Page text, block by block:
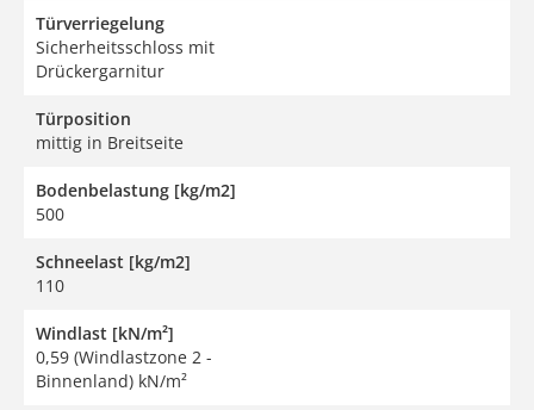
Türverriegelung
Sicherheitsschloss mit
Drückergarnitur
Türposition
mittig in Breitseite
Bodenbelastung [kg/m2]
500
Schneelast [kg/m2]
110
Windlast [kN/m²]
0,59 (Windlastzone 2 -
Binnenland) kN/m²